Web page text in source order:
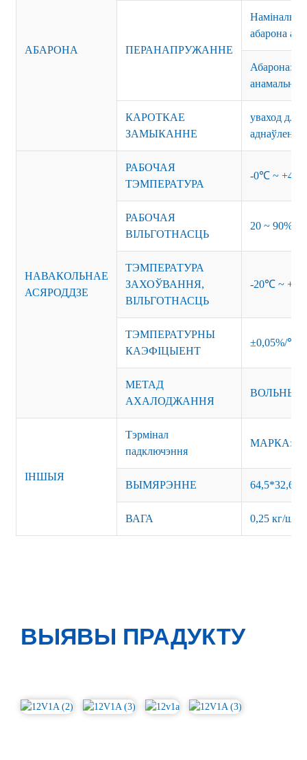
АБАРОНА ПЕРАНАПРУЖАННЕ
абарона ад
Абарона:
КАРОТКАЕ
ЗАМЫКАННЕ
уваход для
аднаўлення
НАВАКОЛЬНАЕ
АСЯРОДДЗЕ
РАБОЧАЯ
ТЭМПЕРАТУРА
-0℃ ~ +45℃
РАБОЧАЯ
ВІЛЬГОТНАСЦЬ
20 ~ 90%
ТЭМПЕРАТУРА
ЗАХОЎВАННЯ,
ВІЛЬГОТНАСЦЬ
-20℃ ~
ТЭМПЕРАТУРНЫ
КАЭФІЦЫЕНТ
±0,05%/℃
МЕТАД
АХАЛОДЖАННЯ
ВОЛЬНЫМ
ІНШЫЯ
Тэрмінал
падключэння
МАРКА:
ВЫМЯРЭННЕ
ВАГА 0,25 кг/шт.
ВЫЯВЫ ПРАДУКТУ